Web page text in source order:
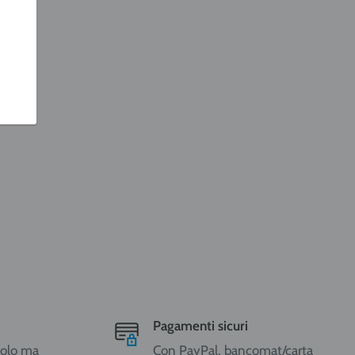
ma
Pagamenti sicuri
Con PayPal, bancomat/carta